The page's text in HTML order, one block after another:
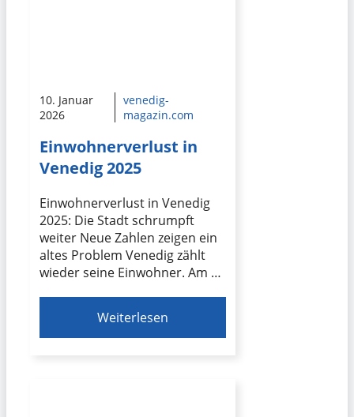
10. Januar
2026
venedig-
magazin.com
Einwohnerverlust in
Venedig 2025
Einwohnerverlust in Venedig
2025: Die Stadt schrumpft
weiter Neue Zahlen zeigen ein
altes Problem Venedig zählt
wieder seine Einwohner. Am …
Weiterlesen